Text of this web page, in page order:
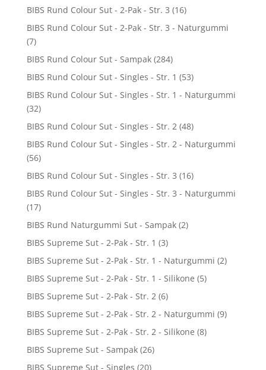
BIBS Rund Colour Sut - 2-Pak - Str. 3 (16)
BIBS Rund Colour Sut - 2-Pak - Str. 3 - Naturgummi
(7)
BIBS Rund Colour Sut - Sampak (284)
BIBS Rund Colour Sut - Singles - Str. 1 (53)
BIBS Rund Colour Sut - Singles - Str. 1 - Naturgummi
(32)
BIBS Rund Colour Sut - Singles - Str. 2 (48)
BIBS Rund Colour Sut - Singles - Str. 2 - Naturgummi
(56)
BIBS Rund Colour Sut - Singles - Str. 3 (16)
BIBS Rund Colour Sut - Singles - Str. 3 - Naturgummi
(17)
BIBS Rund Naturgummi Sut - Sampak (2)
BIBS Supreme Sut - 2-Pak - Str. 1 (3)
BIBS Supreme Sut - 2-Pak - Str. 1 - Naturgummi (2)
BIBS Supreme Sut - 2-Pak - Str. 1 - Silikone (5)
BIBS Supreme Sut - 2-Pak - Str. 2 (6)
BIBS Supreme Sut - 2-Pak - Str. 2 - Naturgummi (9)
BIBS Supreme Sut - 2-Pak - Str. 2 - Silikone (8)
BIBS Supreme Sut - Sampak (26)
BIBS Supreme Sut - Singles (20)